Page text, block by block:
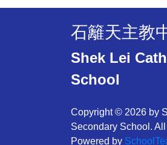
石籬天主教
Shek Lei
School
Copyright © 2026 by
Secondary School.
Powered by